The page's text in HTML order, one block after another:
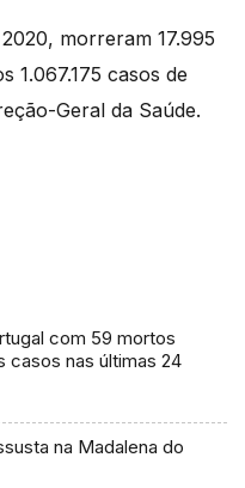
morreram 17.995
1.067.175 casos de
Geral da Saúde.
com 59 mortos
casos nas últimas 24
na Madalena do